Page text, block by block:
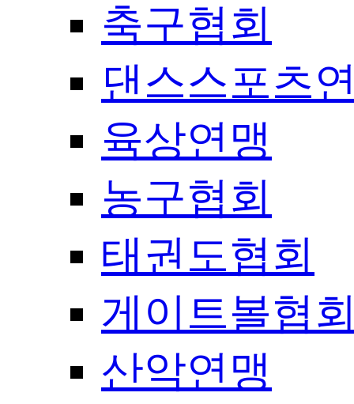
축구협회
댄스스포츠
육상연맹
농구협회
태권도협회
게이트볼협
산악연맹